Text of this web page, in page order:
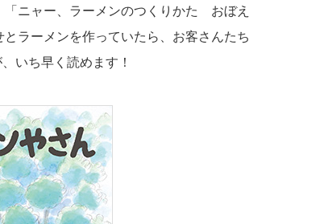
「ニャー、ラーメンのつくりかた おぼえ
ラーメンを作っていたら、お客さんたち
いち早く読めます！